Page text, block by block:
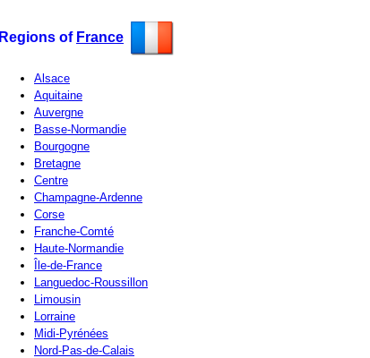
Regions of France
Alsace
Aquitaine
Auvergne
Basse-Normandie
Bourgogne
Bretagne
Centre
Champagne-Ardenne
Corse
Franche-Comté
Haute-Normandie
Île-de-France
Languedoc-Roussillon
Limousin
Lorraine
Midi-Pyrénées
Nord-Pas-de-Calais